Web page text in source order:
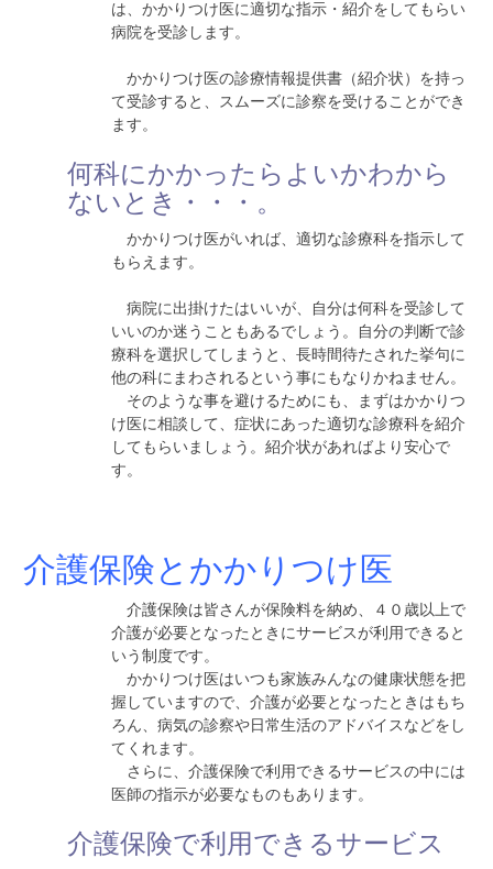
は、かかりつけ医に適切な指示・紹介をしてもらい
病院を受診します。
かかりつけ医の診療情報提供書（紹介状）を持っ
て受診すると、スムーズに診察を受けることができ
ます。
何科にかかったらよいかわから
ないとき・・・。
かかりつけ医がいれば、適切な診療科を指示して
もらえます。
病院に出掛けたはいいが、自分は何科を受診して
いいのか迷うこともあるでしょう。自分の判断で診
療科を選択してしまうと、長時間待たされた挙句に
他の科にまわされるという事にもなりかねません。
そのような事を避けるためにも、まずはかかりつ
け医に相談して、症状にあった適切な診療科を紹介
してもらいましょう。紹介状があればより安心で
す。
介護保険とかかりつけ医
介護保険は皆さんが保険料を納め、４０歳以上で
介護が必要となったときにサービスが利用できると
いう制度です。
かかりつけ医はいつも家族みんなの健康状態を把
握していますので、介護が必要となったときはもち
ろん、病気の診察や日常生活のアドバイスなどをし
てくれます。
さらに、介護保険で利用できるサービスの中には
医師の指示が必要なものもあります。
介護保険で利用できるサービス